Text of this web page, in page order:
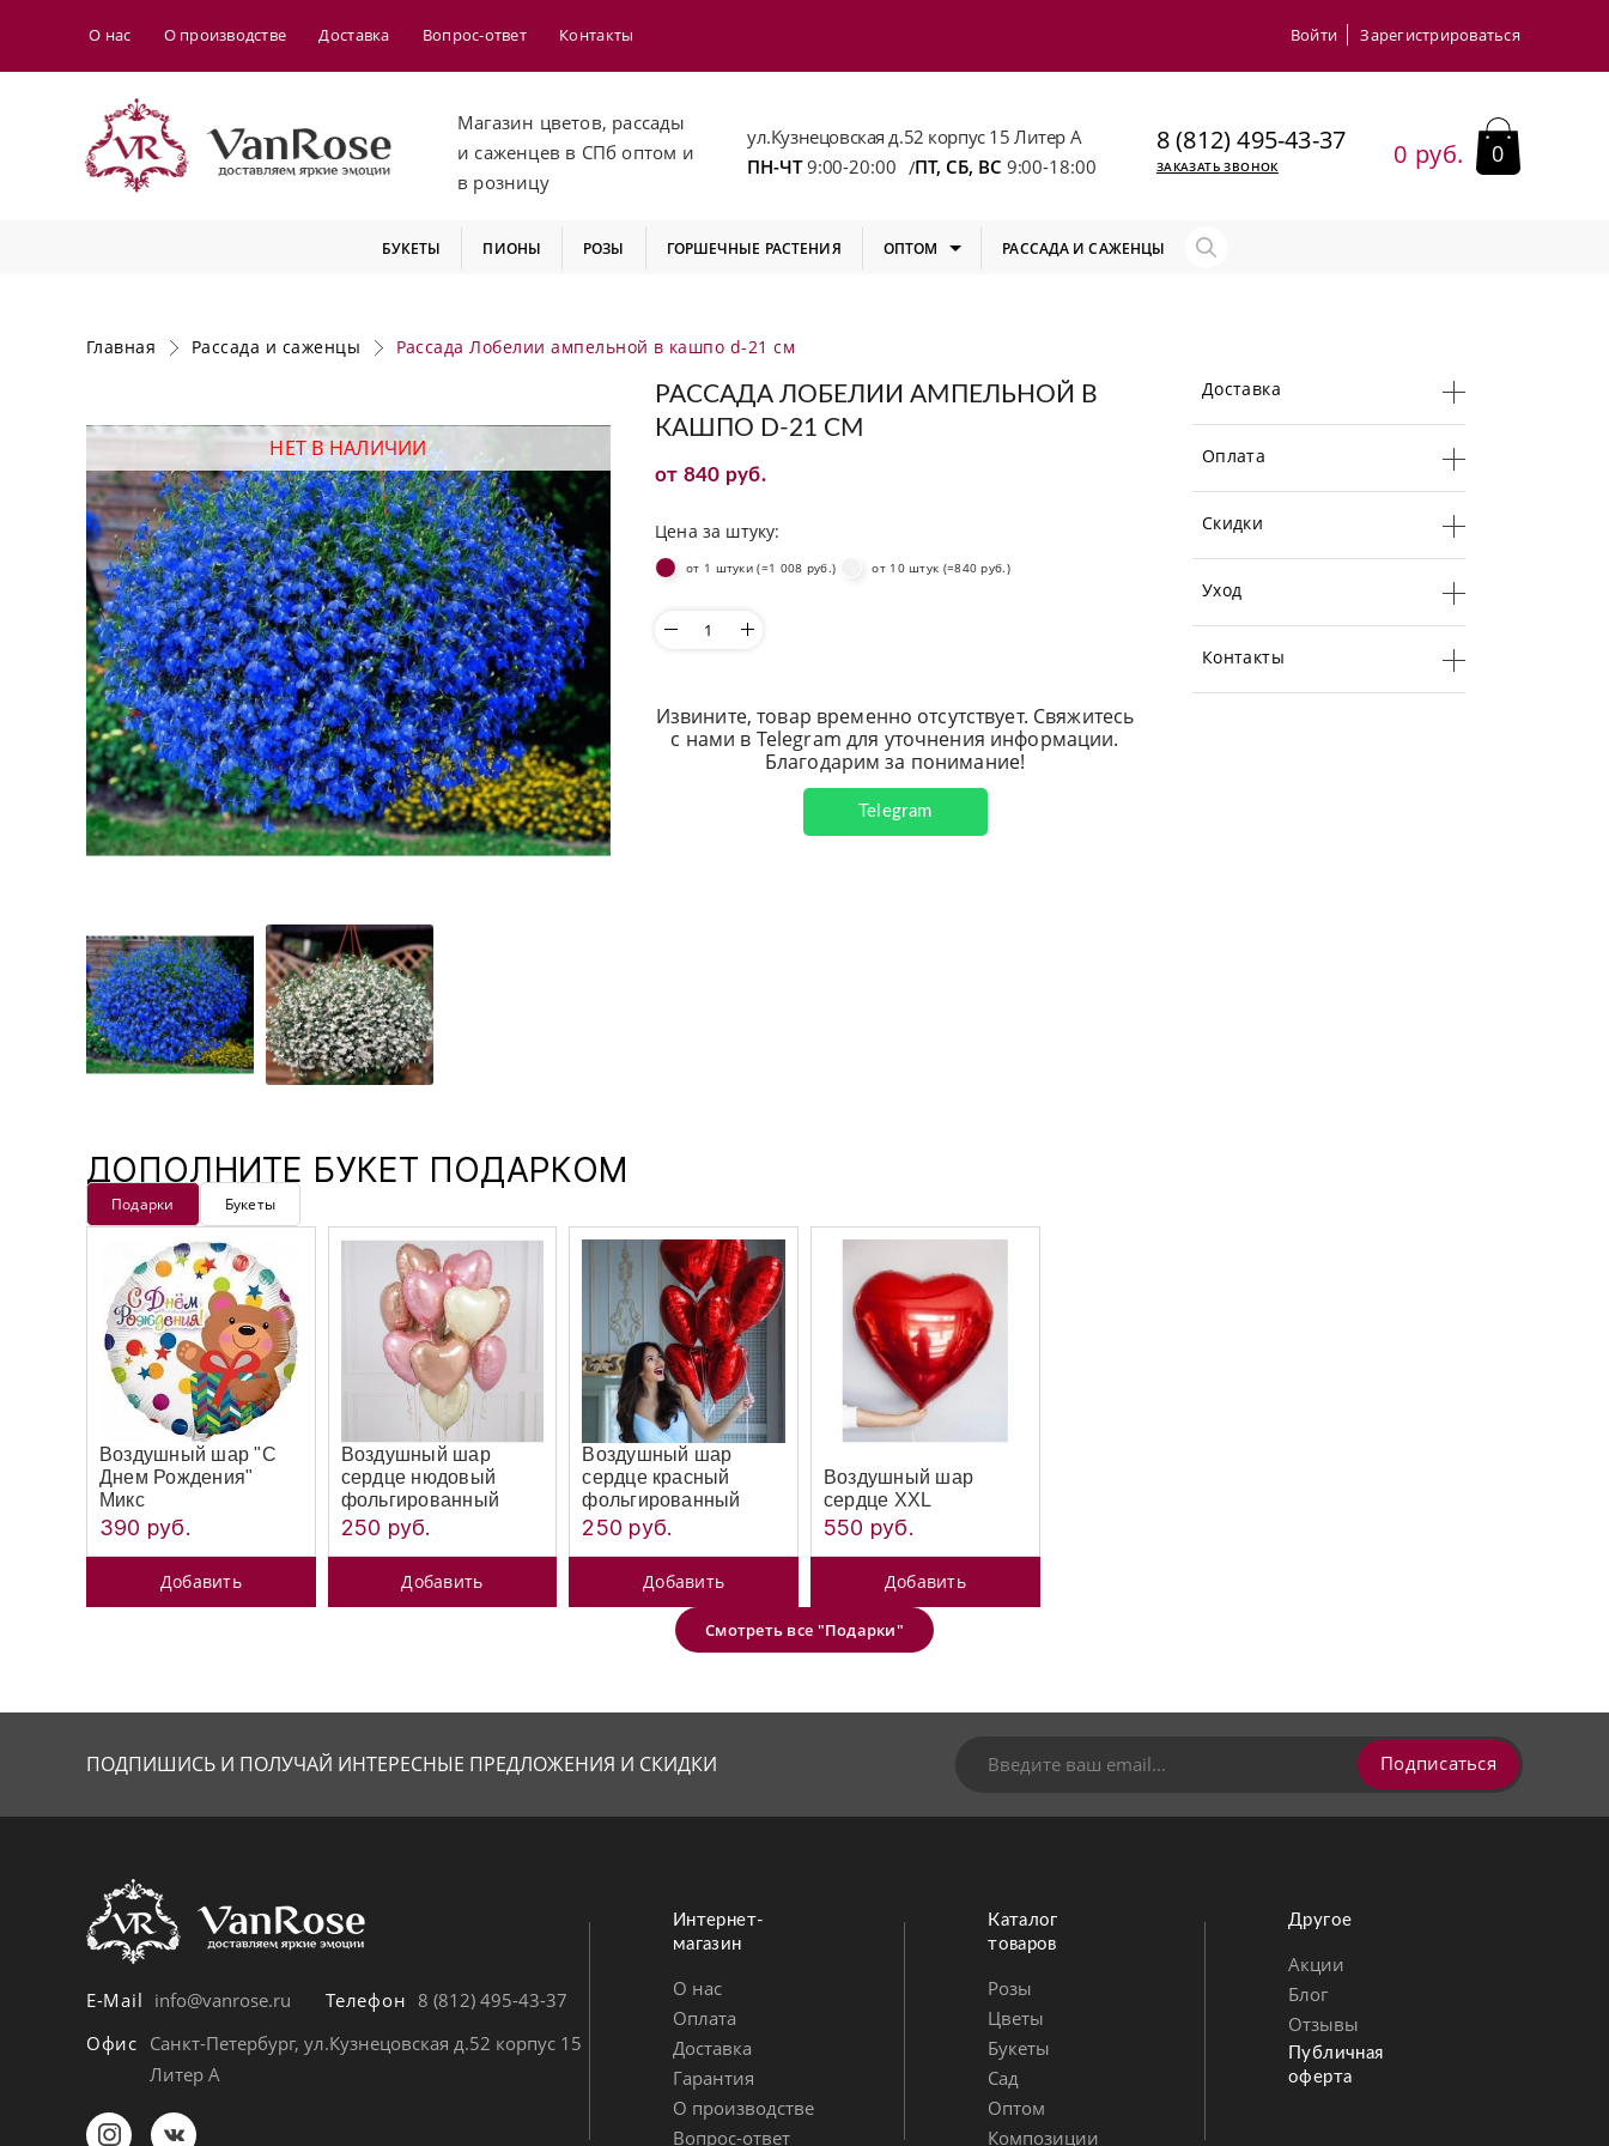
О нас О производстве Доставка Вопрос-ответ Контакты Войти Зарегистрироваться
Магазин цветов, рассады
и саженцев в СПб оптом и
в розницу
ул.Кузнецовская д.52 корпус 15 Литер А
ПН-ЧТ9:00-20:00 /ПТ, СБ, ВС 9:00-18:00
8 (812) 495-43-37
ЗАКАЗАТЬ ЗВОНОК 0 руб. 0
БУКЕТЫ ПИОНЫ РОЗЫ ГОРШЕЧНЫЕ РАСТЕНИЯ ОПТОМ РАССАДА И САЖЕНЦЫ
Главная Рассада и саженцы Рассада Лобелии ампельной в кашпо d-21 см
НЕТ В НАЛИЧИИ
РАССАДА ЛОБЕЛИИ АМПЕЛЬНОЙ В
КАШПО D-21 СМ
от 840 руб.
Цена за штуку:
от 1 штуки (=1 008 руб.) от 10 штук (=840 руб.)
Извините, товар временно отсутствует. Свяжитесь
с нами в Telegram для уточнения информации.
Благодарим за понимание!
Telegram
Доставка
Оплата
Скидки
Уход
Контакты
ДОПОЛНИТЕ БУКЕТ ПОДАРКОМ
Подарки Букеты
Воздушный шар "С
Днем Рождения"
Микс
390 руб.
Добавить
Воздушный шар
сердце нюдовый
фольгированный
250 руб.
Добавить
Воздушный шар
сердце красный
фольгированный
250 руб.
Добавить
Воздушный шар
сердце XXL
550 руб.
Добавить
Смотреть все "Подарки"
ПОДПИШИСЬ И ПОЛУЧАЙ ИНТЕРЕСНЫЕ ПРЕДЛОЖЕНИЯ И СКИДКИ Подписаться
E-Mail info@vanrose.ru Телефон 8 (812) 495-43-37
Офис Санкт-Петербург, ул.Кузнецовская д.52 корпус 15
Литер А
Интернет-
магазин
О нас
Оплата
Доставка
Гарантия
О производстве
Вопрос-ответ
Каталог
товаров
Розы
Цветы
Букеты
Сад
Оптом
Композиции
Другое
Акции
Блог
Отзывы
Публичная
оферта
Позвонить MAX